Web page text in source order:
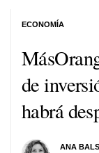
de
habrá
ANA
ECONOMÍA